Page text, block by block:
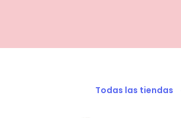
Todas las tiendas